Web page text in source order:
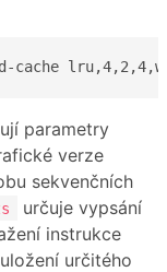
parametry
verze
sekvenčních
určuje vypsání
instrukce
určitého